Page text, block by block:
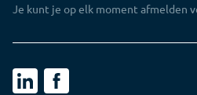
Je kunt je op elk moment afmelden